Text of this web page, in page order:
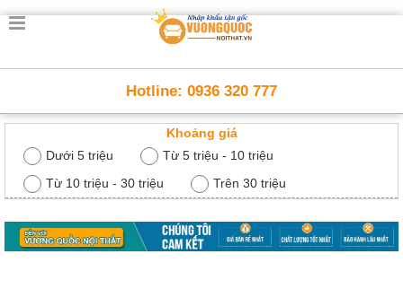
Trang
Thông
thông
Nội
Thất
Hotline: 0936 320 777
Khoảng giá
Dưới 5 triệu
Từ 5 triệu - 10 triệu
Từ 10 triệu - 30 triệu
Trên 30 triệu